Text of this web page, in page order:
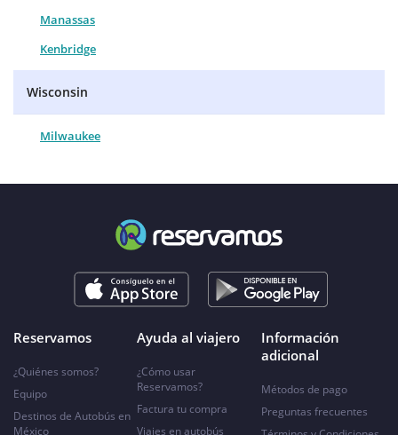
Manassas
Kenbridge
Wisconsin
Milwaukee
Reservamos
¿Quiénes somos?
Equipo
Destinos de Autobús en
México
Ayuda al viajero
¿Cómo usar
Reservamos?
Factura tu compra
Viajes en autobús
Información
adicional
Métodos de pago
Preguntas frecuentes